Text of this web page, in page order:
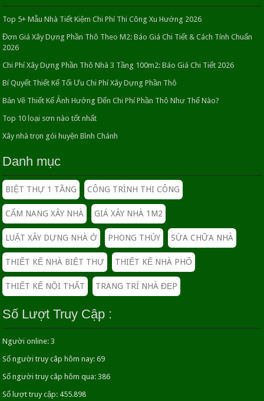
MINH
20/04/2020
26/04/2016
-GIÁ CẢ HỢP LÝ
04/07/2016
nhỏ.
26/04/2016
Trang trí cây xanh trong nhà Nâng tầm không gian
sống
26/04/2016
THIẾT KẾ THI CÔNG SỬA CHỮA NHÀ – CTY
SỬA NHÀ UY TÍN TPHCM
DỊCH VỤ SỬA CHỮA NHÀ LẶT TRỌN GÓI TẠI
Top 5+ Mẫu Nhà Tiết Kiệm Chi Phí Thi Công Xu Hướng 2026
Đơn Giá Xây Dựng Phần Thô Theo M2: Báo Giá Chi Tiết & Cách Tính Chuẩn
2026
Chi Phí Xây Dựng Phần Thô Nhà 3 Tầng 100m2: Báo Giá Chi Tiết 2026
Bí Quyết Thiết Kế Tối Ưu Chi Phí Xây Dựng Phần Thô
Bản Vẽ Thiết Kế Ảnh Hưởng Đến Chi Phí Phần Thô Như Thế Nào?
Top 10 loại sơn nào tốt nhất
Xây nhà trọn gói huyện Bình Chánh
Danh mục
BIỆT THỰ 1 TẦNG CÔNG TRÌNH THI CÔNG
CẨM NANG XÂY NHÀ GIÁ XÂY NHÀ 1M2
LUẬT XÂY DỰNG NHÀ Ở PHONG THỦY SỬA CHỮA NHÀ
THIẾT KẾ NHÀ BIỆT THỰ THIẾT KẾ NHÀ PHỐ
THIẾT KẾ NỘI THẤT TRANG TRÍ NHÀ ĐẸP
Số Lượt Truy Cập :
Người online:3
Số người truy câp hôm nay:69
Số người truy câp hôm qua:386
Số lượt truy cập: 455.898